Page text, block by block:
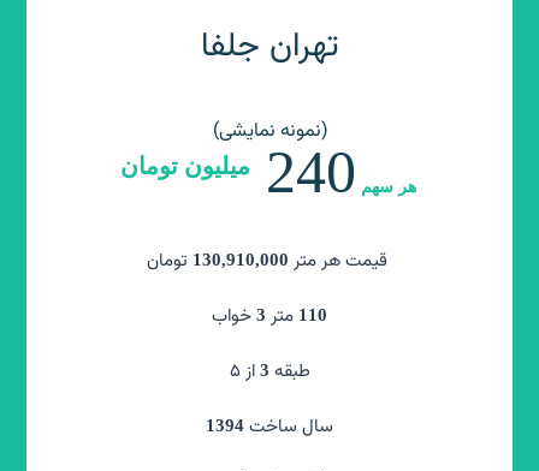
تهران جلفا
(نمونه نمایشی)
هر سهم 240 میلیون تومان
قیمت هر متر 130,910,000 تومان
110 متر 3 خواب
طبقه 3 از 5
سال ساخت 1394
تهران جنت آباد
هر سهم 201میلیون تومان